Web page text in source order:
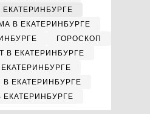
В ЕКАТЕРИНБУРГЕ
ГОРОСКОП
В ЕКАТЕРИНБУРГЕ
ЕКАТЕРИНБУРГЕ
ЕКАТЕРИНБУРГЕ